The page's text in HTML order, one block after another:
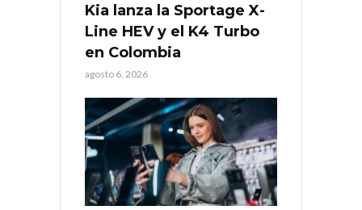
Kia lanza la Sportage X-
Line HEV y el K4 Turbo
en Colombia
agosto 6, 2026